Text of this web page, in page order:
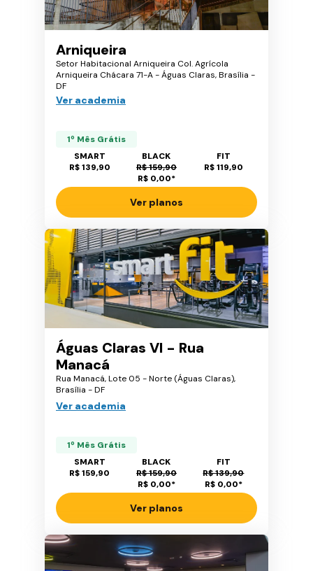
Arniqueira
Setor Habitacional Arniqueira Col. Agrícola
Arniqueira Chácara 71-A - Águas Claras, Brasília -
DF
Ver academia
1º Mês Grátis
SMART
R$ 139,90
BLACK
R$ 159,90
R$ 0,00*
FIT
R$ 119,90
Ver planos
Águas Claras VI - Rua
Manacá
Rua Manacá, Lote 05 - Norte (Águas Claras),
Brasília - DF
Ver academia
1º Mês Grátis
SMART
R$ 159,90
BLACK
R$ 159,90
R$ 0,00*
FIT
R$ 139,90
R$ 0,00*
Ver planos